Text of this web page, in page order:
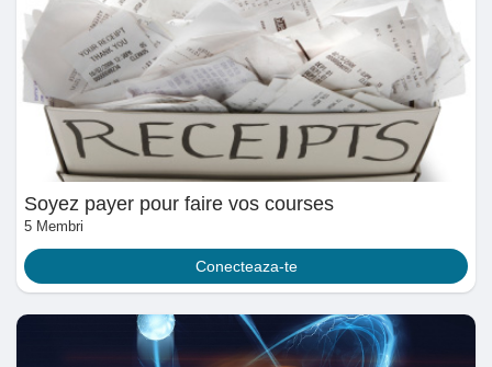
Popular Posts
Discover Posts
Funding
My Funding
Offers
Soyez payer pour faire vos courses
5 Membri
Conecteaza-te